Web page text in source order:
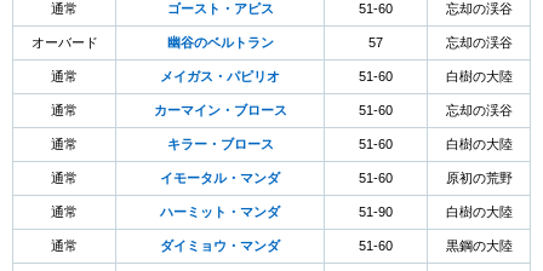
通常 ゴースト・アピス 51-60 忘却の渓谷
オーバード 幽谷のベルトラン 57 忘却の渓谷
通常 メイガス・パピリオ 51-60 白樹の大陸
通常 カーマイン・ブロース 51-60 忘却の渓谷
通常 キラー・ブロース 51-60 白樹の大陸
通常 イモータル・マンダ 51-60 原初の荒野
通常 ハーミット・マンダ 51-90 白樹の大陸
通常 ダイミョウ・マンダ 51-60 黒鋼の大陸